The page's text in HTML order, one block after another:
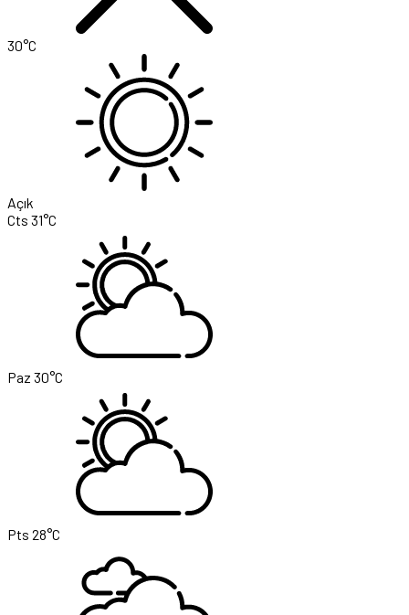
30°C
Açık
Cts 31°C
Paz 30°C
Pts 28°C